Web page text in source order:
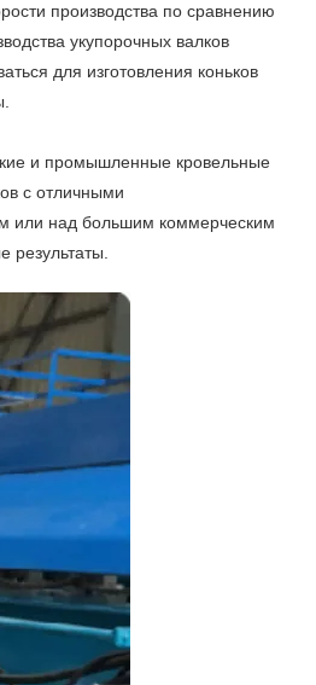
производства по сравнению
укупорочных валков
для изготовления коньков
и промышленные кровельные
с отличными
или над большим коммерческим
результаты.